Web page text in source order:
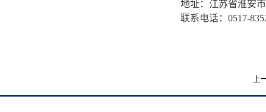
地址：江苏省淮安
联系电话： 0517-
上